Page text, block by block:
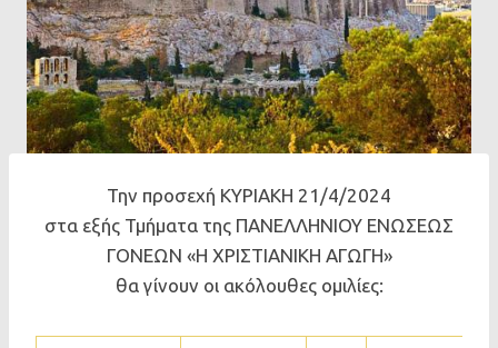
Την προσεχή ΚΥΡΙΑΚΗ 21/4/2024
στα εξής Τμήματα της ΠΑΝΕΛΛΗΝΙΟΥ ΕΝΩΣΕΩΣ
ΓΟΝΕΩΝ «Η ΧΡΙΣΤΙΑΝΙΚΗ ΑΓΩΓΗ»
θα γίνουν οι ακόλουθες ομιλίες: